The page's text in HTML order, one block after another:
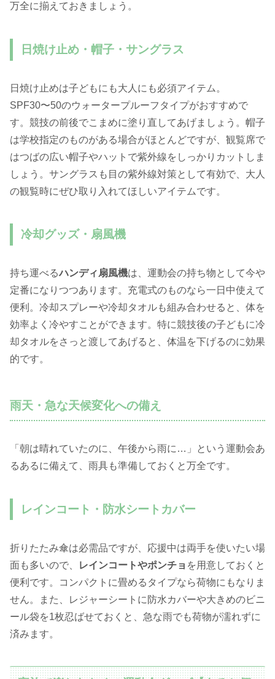
万全に揃えておきましょう。
日焼け止め・帽子・サングラス
日焼け止めは子どもにも大人にも必須アイテム。
SPF30〜50のウォータープルーフタイプがおすすめで
す。競技の前後でこまめに塗り直してあげましょう。帽子
は学校指定のものがある場合がほとんどですが、観覧席で
はつばの広い帽子やハットで紫外線をしっかりカットしま
しょう。サングラスも目の紫外線対策として有効で、大人
の観覧時にぜひ取り入れてほしいアイテムです。
冷却グッズ・扇風機
持ち運べるハンディ扇風機は、運動会の持ち物として今や
定番になりつつあります。充電式のものなら一日中使えて
便利。冷却スプレーや冷却タオルも組み合わせると、体を
効率よく冷やすことができます。特に競技後の子どもに冷
却タオルをさっと渡してあげると、体温を下げるのに効果
的です。
雨天・急な天候変化への備え
「朝は晴れていたのに、午後から雨に…」という運動会あ
るあるに備えて、雨具も準備しておくと万全です。
レインコート・防水シートカバー
折りたたみ傘は必需品ですが、応援中は両手を使いたい場
面も多いので、
レインコートやポンチョ を用意しておくと
便利です。コンパクトに畳めるタイプなら荷物にもなりま
せん。また、レジャーシートに防水カバーや大きめのビニ
ール袋を1枚忍ばせておくと、急な雨でも荷物が濡れずに
済みます。